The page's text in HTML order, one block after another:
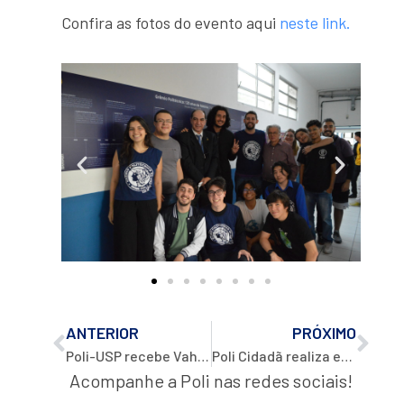
Confira as fotos do evento aqui neste link.
ANTERIOR
Poli-USP recebe Vahan Agopyan, secretário do Estado, em comemoração aos 120 anos do Grêmio Politécnico
PRÓXIMO
Poli Cidadã realiza entrega de certificados para Oficina de Carrinhos de Rolimã
Acompanhe a Poli nas redes sociais!